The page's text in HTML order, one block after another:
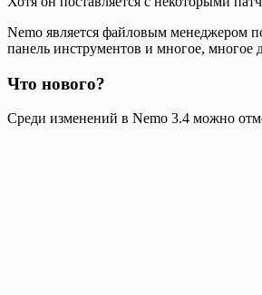
Nemo является файловым менеджером
панель инструментов и многое, многое
Что нового?
Среди изменений в Nemo 3.4 можно